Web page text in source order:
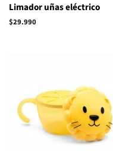
Limador uñas eléctrico
Precio
$29.990